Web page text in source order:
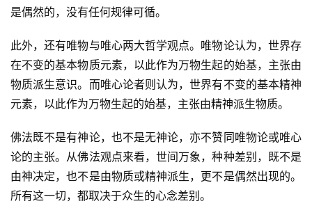
资
是偶然的，没有任何规律可循。
此外，还有唯物与唯心两大哲学观点。唯物论认为，世界存
在不变的基本物质元素，以此作为万物生起的始基，主张由
物质派生意识。而唯心论者则认为，世界有不变的基本精神
元素，以此作为万物生起的始基，主张由精神派生物质。
佛法既不是有神论，也不是无神论，亦不赞同唯物论或唯心
论的主张。从佛法观点来看，世间万象，种种差别，既不是
由神决定，也不是由物质或精神派生，更不是偶然出现的。
所有这一切，都取决于众生的心念差别。